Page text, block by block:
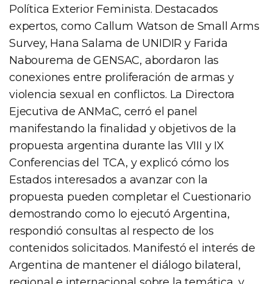
Política Exterior Feminista. Destacados
expertos, como Callum Watson de Small Arms
Survey, Hana Salama de UNIDIR y Farida
Nabourema de GENSAC, abordaron las
conexiones entre proliferación de armas y
violencia sexual en conflictos. La Directora
Ejecutiva de ANMaC, cerró el panel
manifestando la finalidad y objetivos de la
propuesta argentina durante las VIII y IX
Conferencias del TCA, y explicó cómo los
Estados interesados a avanzar con la
propuesta pueden completar el Cuestionario
demostrando como lo ejecutó Argentina,
respondió consultas al respecto de los
contenidos solicitados. Manifestó el interés de
Argentina de mantener el diálogo bilateral,